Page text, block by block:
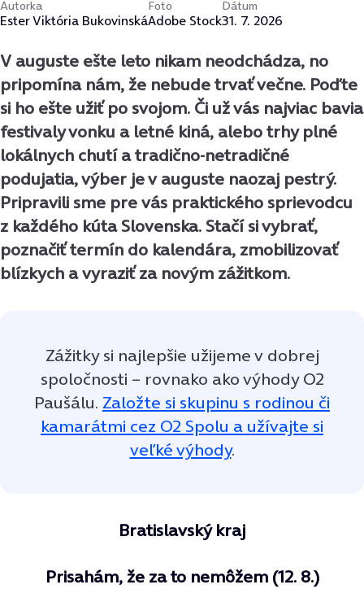
Autorka
Ester Viktória Bukovinská
Foto
Adobe Stock
Dátum
31. 7. 2026
V auguste ešte leto nikam neodchádza, no
pripomína nám, že nebude trvať večne. Poďte
si ho ešte užiť po svojom. Či už vás najviac bavia
festivaly vonku a letné kiná, alebo trhy plné
lokálnych chutí a tradično-netradičné
podujatia, výber je v auguste naozaj pestrý.
Pripravili sme pre vás praktického sprievodcu
z každého kúta Slovenska. Stačí si vybrať,
poznačiť termín do kalendára, zmobilizovať
blízkych a vyraziť za novým zážitkom.
Zážitky si najlepšie užijeme v dobrej
spoločnosti – rovnako ako výhody O2
Paušálu. Založte si skupinu s rodinou či
kamarátmi cez O2 Spolu a užívajte si
veľké výhody.
Bratislavský kraj
Prisahám, že za to nemôžem (12. 8.)